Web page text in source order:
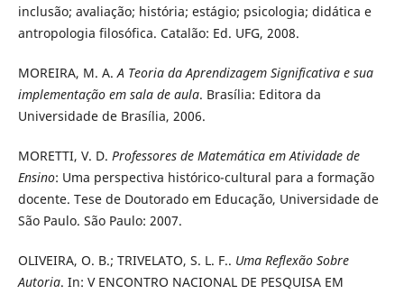
inclusão; avaliação; história; estágio; psicologia; didática e
antropologia filosófica. Catalão: Ed. UFG, 2008.
MOREIRA, M. A.A Teoria da Aprendizagem Significativa e sua
implementação em sala de aula. Brasília: Editora da
Universidade de Brasília, 2006.
MORETTI, V. D. Professores de Matemática em Atividade de
Ensino: Uma perspectiva histórico-cultural para a formação
docente. Tese de Doutorado em Educação, Universidade de
São Paulo. São Paulo: 2007.
OLIVEIRA, O. B.; TRIVELATO, S. L. F.. Uma Reflexão Sobre
Autoria. In: V ENCONTRO NACIONAL DE PESQUISA EM